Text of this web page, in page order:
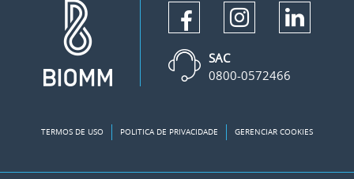
SAC
0800-0572466
TERMOS DE USO POLITICA DE PRIVACIDADE GERENCIAR COOKIES